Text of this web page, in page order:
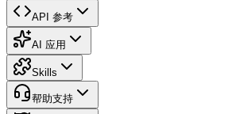
API 参考
AI 应用
Skills
帮助支持